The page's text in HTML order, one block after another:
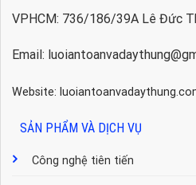
VPHCM: 736/186/39A Lê Đức
Email:
Website:
SẢN PHẨM VÀ DỊCH VỤ
Công nghệ tiên tiến